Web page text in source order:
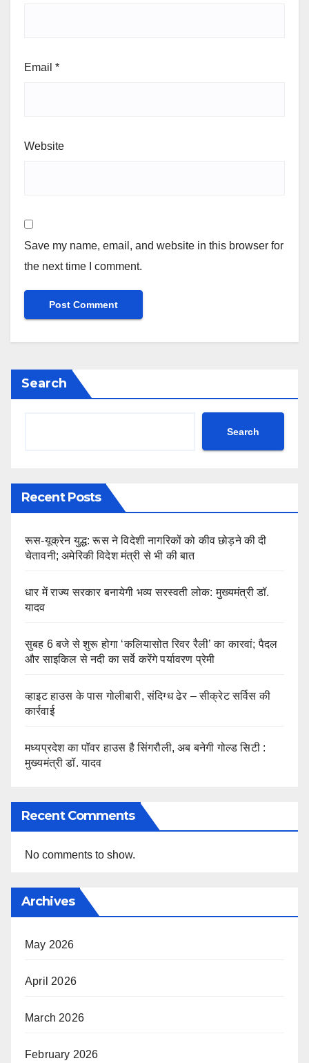
Email *
Website
Save my name, email, and website in this browser for
the next time I comment.
Search
Search
Recent Posts
रूस-यूक्रेन युद्ध: रूस ने विदेशी नागरिकों को कीव छोड़ने की दी
चेतावनी; अमेरिकी विदेश मंत्री से भी की बात
धार में राज्य सरकार बनायेगी भव्य सरस्वती लोक: मुख्यमंत्री डॉ.
यादव
सुबह 6 बजे से शुरू होगा ‘कलियासोत रिवर रैली’ का कारवां; पैदल
और साइकिल से नदी का सर्वे करेंगे पर्यावरण प्रेमी
व्हाइट हाउस के पास गोलीबारी, संदिग्ध ढेर – सीक्रेट सर्विस की
कार्रवाई
मध्यप्रदेश का पॉवर हाउस है सिंगरौली, अब बनेगी गोल्ड सिटी :
मुख्यमंत्री डॉ. यादव
Recent Comments
No comments to show.
Archives
May 2026
April 2026
March 2026
February 2026